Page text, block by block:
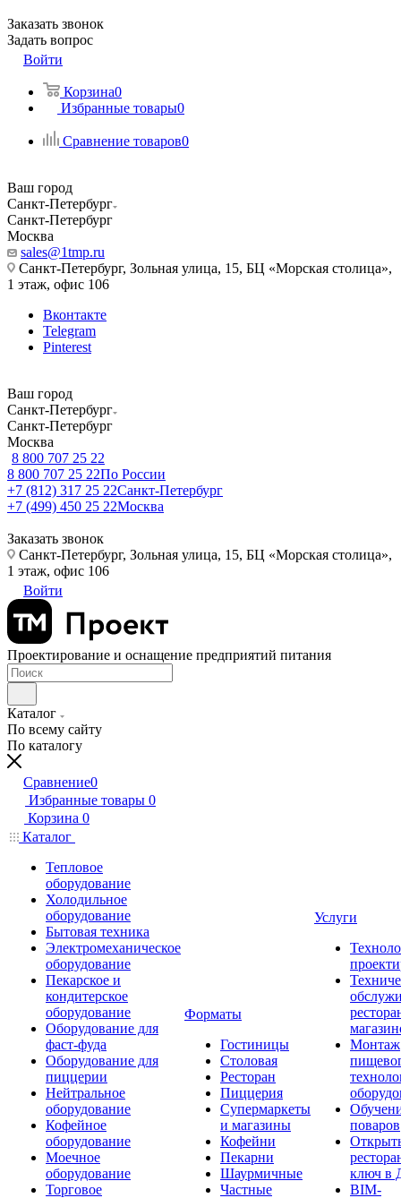
Заказать звонок
Задать вопрос
Войти
Корзина0
Избранные товары0
Сравнение товаров0
Ваш город
Санкт-Петербург
Санкт-Петербург
Москва
sales@1tmp.ru
Санкт-Петербург, Зольная улица, 15, БЦ «Морская столица»,
1 этаж, офис 106
Вконтакте
Telegram
Pinterest
Ваш город
Санкт-Петербург
Санкт-Петербург
Москва
8 800 707 25 22
8 800 707 25 22По России
+7 (812) 317 25 22Санкт-Петербург
+7 (499) 450 25 22Москва
Заказать звонок
Санкт-Петербург, Зольная улица, 15, БЦ «Морская столица»,
1 этаж, офис 106
Войти
Проектирование и оснащение предприятий питания
Каталог
По всему сайту
По каталогу
Сравнение0
Избранные товары 0
Корзина 0
Каталог
Тепловое
оборудование
Холодильное
оборудование
Бытовая техника
Электромеханическое
оборудование
Пекарское и
кондитерское
оборудование
Оборудование для
фаст-фуда
Оборудование для
пиццерии
Нейтральное
оборудование
Кофейное
оборудование
Моечное
оборудование
Торговое
Форматы
Гостиницы
Столовая
Ресторан
Пиццерия
Супермаркеты
и магазины
Кофейни
Пекарни
Шаурмичные
Частные
Услуги
Монтаж
поваров
ключ в
BIM-